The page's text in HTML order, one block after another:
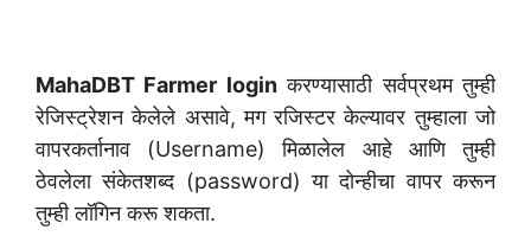
MahaDBT Farmer loginकरण्यासाठी सर्वप्रथम तुम्ही
रेजिस्ट्रेशन केलेले असावे, मग रजिस्टर केल्यावर तुम्हाला जो
वापरकर्तानाव (Username) मिळालेल आहे आणि तुम्ही
ठेवलेला संकेतशब्द (password) या दोन्हीचा वापर करून
तुम्ही लॉगिन करू शकता.